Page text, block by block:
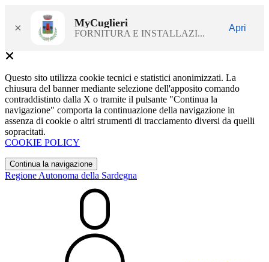
× MyCuglieri
FORNITURA E INSTALLAZI...
Apri
Questo sito utilizza cookie tecnici e statistici anonimizzati. La
chiusura del banner mediante selezione dell'apposito comando
contraddistinto dalla X o tramite il pulsante "Continua la
navigazione" comporta la continuazione della navigazione in
assenza di cookie o altri strumenti di tracciamento diversi da quelli
sopracitati.
COOKIE POLICY
Continua la navigazione
Regione Autonoma della Sardegna